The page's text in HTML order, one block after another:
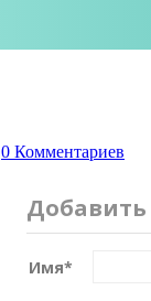
0 Комментариев
Имя*